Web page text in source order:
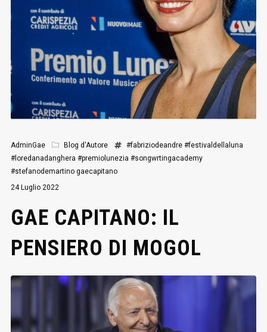
AdminGae Blog d'Autore #fabriziodeandre #festivaldellaluna
#loredanadanghera #premiolunezia #songwrtingacademy
#stefanodemartino gaecapitano
24 Luglio 2022
GAE CAPITANO: IL
PENSIERO DI MOGOL